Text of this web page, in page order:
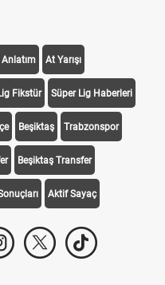
Anlatım At Yarışı
Fikstür Süper Lig Haberleri
Beşiktaş Trabzonspor
Beşiktaş Transfer
Aktif Sayaç